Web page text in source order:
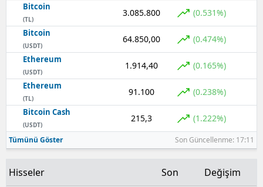
Bayburt
Karaman
Kırıkkale
Batman
Şırnak
Bartın
Ardahan
Bitcoin
(TL)
3.085.800 (0.531%)
Bitcoin
(USDT)
64.850,00 (0.474%)
Ethereum
(USDT)
1.914,40 (0.165%)
Ethereum
(TL)
91.100 (0.238%)
Bitcoin Cash
(USDT)
215,3 (1.222%)
Tümünü Göster Son Güncellenme: 17:11
Hisseler Son Değişim